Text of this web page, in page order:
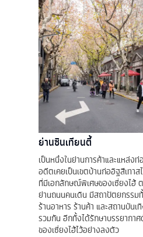
ย่านซินเทียนตี้
เป็นหนึ่งในย่านการค้าและแหล่ง
อดีตเคยเป็นเขตบ้านก่ออิฐสีเทา
ที่มีเอกลักษณ์พิเศษของเซี่ยงไฮ้
ย่านถนนคนเดิน มีสถาปัตยกรรม
ร้านอาหาร ร้านค้า และสถานบัน
รวมกัน อีกทั้งได้รักษาบรรยาก
ของเซี่ยงไฮ้ไว้อย่างลงตัว